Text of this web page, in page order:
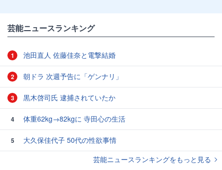
芸能ニュースランキング
1 池田直人 佐藤佳奈と電撃結婚
2 朝ドラ 次週予告に「ゲンナリ」
3 黒木啓司氏 逮捕されていたか
4 体重62kg→82kgに 寺田心の生活
5
大久保佳代子 50代の性欲事情
芸能ニュースランキングをもっと見る